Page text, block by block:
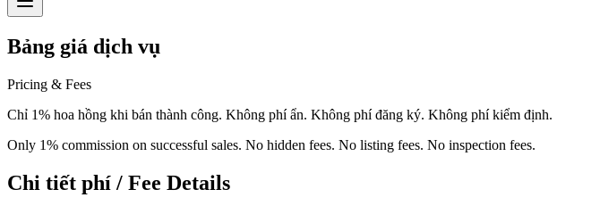
Bảng giá dịch vụ
Pricing & Fees
Chỉ 1% hoa hồng khi bán thành công. Không phí ẩn. Không phí đăng ký. Không phí kiểm định.
Only 1% commission on successful sales. No hidden fees. No listing fees. No inspection fees.
Chi tiết phí / Fee Details